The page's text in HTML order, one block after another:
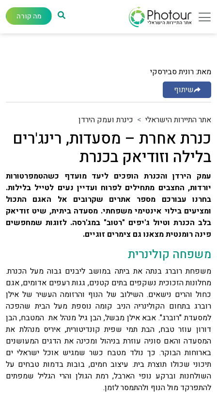
מה קורה
מאת: רונית סבירסקי
שיתוף
אתר התיירות הישראלי כינרת ועמק הירדן
כנרת אחרת – מסעדות, רינג'רים
בלילה וזודיאק בכנרת
עמק הירדן והכנרת הופכים ליעד מועדף כשהטמפרטורות
יורדות, החצבים מתחילים לפרוח ועדיין נעים לטייל בלילות.
בחרנו עבורכם מספר אתרים שקרובים אל האגם התכול
ומציעים בילוי אינטימי משפחתי. מסעדה ביתית, שיט זודיאק
בלב הכנרת וטיול ג'יפים "רטוב" במג'רסה. לזוגות שמחפשים
פינה רומנטית מצאנו גם צימרים זוגיים.
משפחה קולינרית
משפחת רוברג בנתה את ביתה במושב ליבנים גבוה מעל הכנרת.
מחלונות הזכוכית נשקפים בתים קטנים, גגות רעפים אדומים, אגם
כחול והרים נישאים. השילוב של הנוף והרזומה העשיר של אילן
רוברג בתחום הקולינריה הניב קומה נוספת מעל הבית שהפכה
למסעדת "רוברג". אבא אילן מבשל, הבן גיל מנהל את המטבח, הבן
דורון עוזר טבח, הבת תמי שפית קונדיטורית, איריס מנהלת את
המסעדה והאם סוניה עוזרת בניהול ומכינה את הדגים המעושנים
בארוחות הבוקר. כך נולד מטבח כשר שמגיש אוכל ישראלי ים
תיכוני שכולו תוצרת בית. עיצוב חמים, בובות בדמות טבחים על
השולחנות וברקע נופי הארבל, רמת הגולן והרי הגליל שמפתים
להתפרקד מול הנוף ולהתמסר לזמן.